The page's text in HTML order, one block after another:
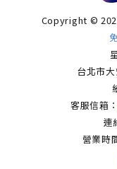
Copyright ©
台北市
客服信箱
連
營業時